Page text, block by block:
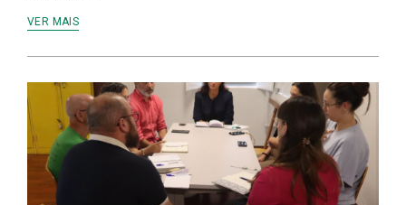
VER MAIS